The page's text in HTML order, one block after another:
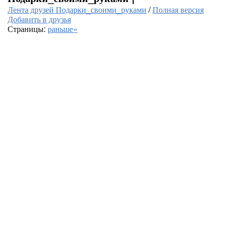
Лента друзей Подарки_своими_руками /Полная версия
Добавить в друзья
Страницы: раньше»